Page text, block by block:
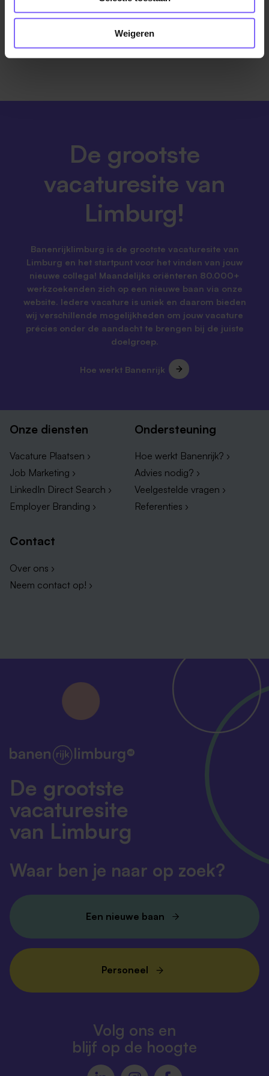
Weigeren
De grootste
vacaturesite van
Limburg!
Banenrijklimburg is de grootste vacaturesite van
Limburg en het startpunt voor het vinden van jouw
nieuwe collega! Maandelijks oriënteren 80.000+
werkzoekenden zich op een nieuwe baan via onze
website. Iedere vacature is uniek en daarom bieden
wij verschillende mogelijkheden om jouw vacature
précies onder de aandacht te brengen bij de juiste
doelgroep.
Hoe werkt Banenrijk
Onze diensten
Vacature Plaatsen ›
Job Marketing ›
LinkedIn Direct Search ›
Employer Branding ›
Ondersteuning
Hoe werkt Banenrijk? ›
Advies nodig? ›
Veelgestelde vragen ›
Referenties ›
Contact
Over ons ›
Neem contact op! ›
De grootste
vacaturesite
van Limburg
Waar ben je naar op zoek?
Een nieuwe baan
Personeel
Volg ons en
blijf op de hoogte